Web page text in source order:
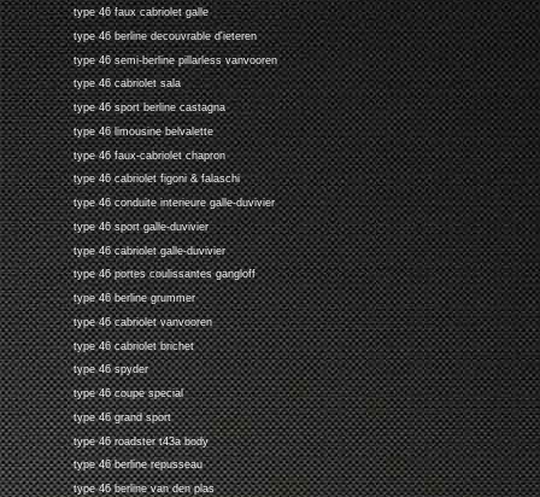
type 46 faux cabriolet galle
type 46 berline decouvrable d'ieteren
type 46 semi-berline pillarless vanvooren
type 46 cabriolet sala
type 46 sport berline castagna
type 46 limousine belvalette
type 46 faux-cabriolet chapron
type 46 cabriolet figoni & falaschi
type 46 conduite interieure galle-duvivier
type 46 sport galle-duvivier
type 46 cabriolet galle-duvivier
type 46 portes coulissantes gangloff
type 46 berline grummer
type 46 cabriolet vanvooren
type 46 cabriolet brichet
type 46 spyder
type 46 coupe special
type 46 grand sport
type 46 roadster t43a body
type 46 berline repusseau
type 46 berline van den plas